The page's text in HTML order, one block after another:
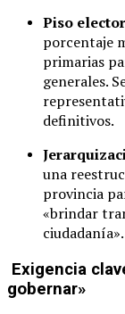
Piso
porcentaje
primarias
generales.
definitivos.
una
provincia
«brindar
ciudadanía».
Exigencia
gobernar»